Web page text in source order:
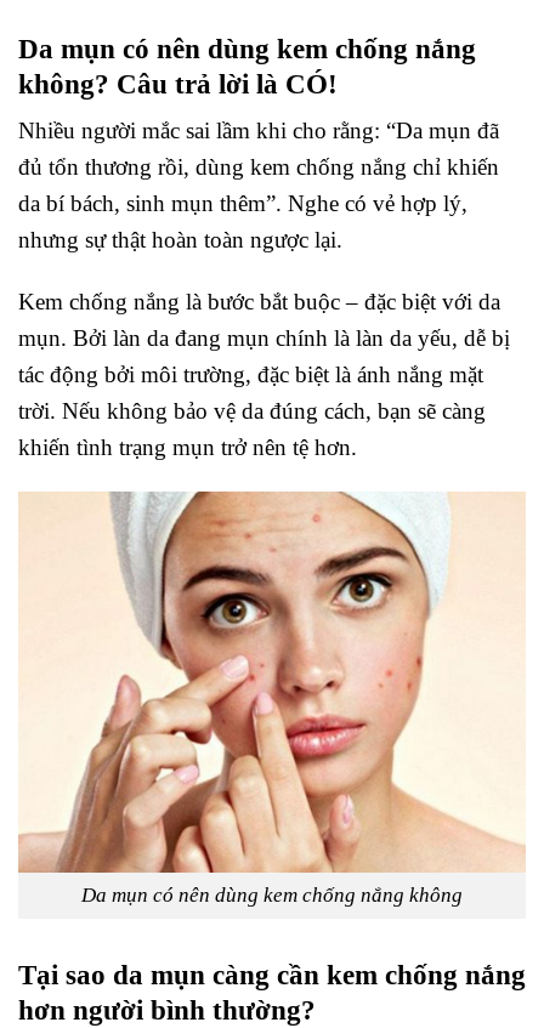
Da mụn có nên dùng kem chống nắng
không? Câu trả lời là CÓ!
Nhiều người mắc sai lầm khi cho rằng: “Da mụn đã
đủ tổn thương rồi, dùng kem chống nắng chỉ khiến
da bí bách, sinh mụn thêm”. Nghe có vẻ hợp lý,
nhưng sự thật hoàn toàn ngược lại.
Kem chống nắng là bước bắt buộc – đặc biệt với da
mụn. Bởi làn da đang mụn chính là làn da yếu, dễ bị
tác động bởi môi trường, đặc biệt là ánh nắng mặt
trời. Nếu không bảo vệ da đúng cách, bạn sẽ càng
khiến tình trạng mụn trở nên tệ hơn.
Da mụn có nên dùng kem chống nắng không
Tại sao da mụn càng cần kem chống nắng
hơn người bình thường?